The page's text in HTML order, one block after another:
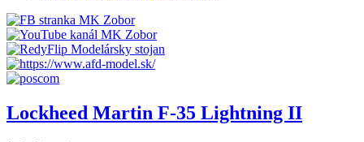
Lockheed Martin F-35 Lightning II